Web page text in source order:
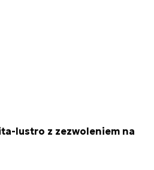
lustro z zezwoleniem na